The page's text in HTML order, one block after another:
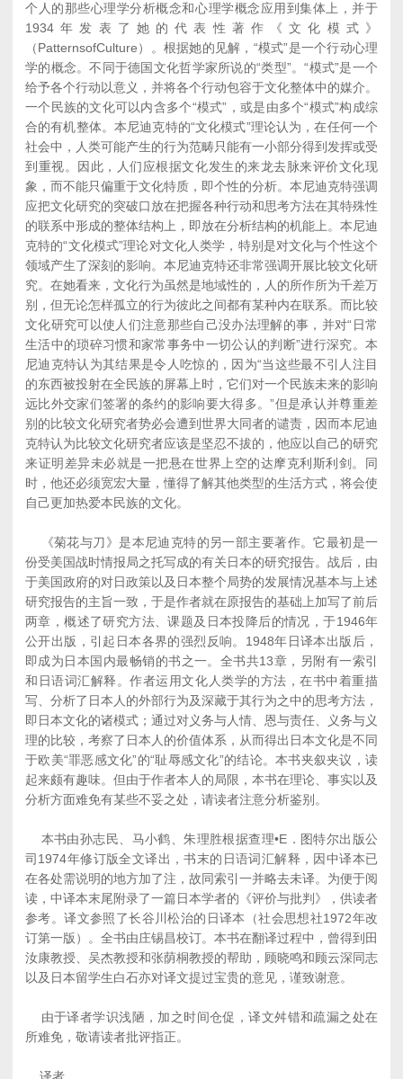
个人的那些心理学分析概念和心理学概念应用到集体上，并于
1934年发表了她的代表性著作《文化模式》
（PatternsofCulture）。根据她的见解，“模式”是一个行动心理
学的概念。不同于德国文化哲学家所说的“类型”。“模式”是一个
给予各个行动以意义，并将各个行动包容于文化整体中的媒介。
一个民族的文化可以内含多个“模式”，或是由多个“模式”构成综
合的有机整体。本尼迪克特的“文化模式”理论认为，在任何一个
社会中，人类可能产生的行为范畴只能有一小部分得到发挥或受
到重视。因此，人们应根据文化发生的来龙去脉来评价文化现
象，而不能只偏重于文化特质，即个性的分析。本尼迪克特强调
应把文化研究的突破口放在把握各种行动和思考方法在其特殊性
的联系中形成的整体结构上，即放在分析结构的机能上。本尼迪
克特的“文化模式”理论对文化人类学，特别是对文化与个性这个
领域产生了深刻的影响。本尼迪克特还非常强调开展比较文化研
究。在她看来，文化行为虽然是地域性的，人的所作所为千差万
别，但无论怎样孤立的行为彼此之间都有某种内在联系。而比较
文化研究可以使人们注意那些自己没办法理解的事，并对“日常
生活中的琐碎习惯和家常事务中一切公认的判断”进行深究。本
尼迪克特认为其结果是令人吃惊的，因为“当这些最不引人注目
的东西被投射在全民族的屏幕上时，它们对一个民族未来的影响
远比外交家们签署的条约的影响要大得多。”但是承认并尊重差
别的比较文化研究者势必会遭到世界大同者的谴责，因而本尼迪
克特认为比较文化研究者应该是坚忍不拔的，他应以自己的研究
来证明差异未必就是一把悬在世界上空的达摩克利斯利剑。同
时，他还必须宽宏大量，懂得了解其他类型的生活方式，将会使
自己更加热爱本民族的文化。
《菊花与刀》是本尼迪克特的另一部主要著作。它最初是一
份受美国战时情报局之托写成的有关日本的研究报告。战后，由
于美国政府的对日政策以及日本整个局势的发展情况基本与上述
研究报告的主旨一致，于是作者就在原报告的基础上加写了前后
两章，概述了研究方法、课题及日本投降后的情况，于1946年
公开出版，引起日本各界的强烈反响。1948年日译本出版后，
即成为日本国内最畅销的书之一。全书共13章，另附有一索引
和日语词汇解释。作者运用文化人类学的方法，在书中着重描
写、分析了日本人的外部行为及深藏于其行为之中的思考方法，
即日本文化的诸模式；通过对义务与人情、恩与责任、义务与义
理的比较，考察了日本人的价值体系，从而得出日本文化是不同
于欧美“罪恶感文化”的“耻辱感文化”的结论。本书夹叙夹议，读
起来颇有趣味。但由于作者本人的局限，本书在理论、事实以及
分析方面难免有某些不妥之处，请读者注意分析鉴别。
本书由孙志民、马小鹤、朱理胜根据查理•E．图特尔出版公
司1974年修订版全文译出，书末的日语词汇解释，因中译本已
在各处需说明的地方加了注，故同索引一并略去未译。为便于阅
读，中译本末尾附录了一篇日本学者的《评价与批判》，供读者
参考。译文参照了长谷川松治的日译本（社会思想社1972年改
订第一版）。全书由庄锡昌校订。本书在翻译过程中，曾得到田
汝康教授、吴杰教授和张荫桐教授的帮助，顾晓鸣和顾云深同志
以及日本留学生白石亦对译文提过宝贵的意见，谨致谢意。
由于译者学识浅陋，加之时间仓促，译文舛错和疏漏之处在
所难免，敬请读者批评指正。